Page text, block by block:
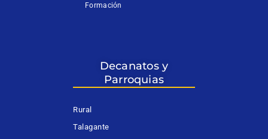
Formación
Decanatos y
Parroquias
Rural
Talagante